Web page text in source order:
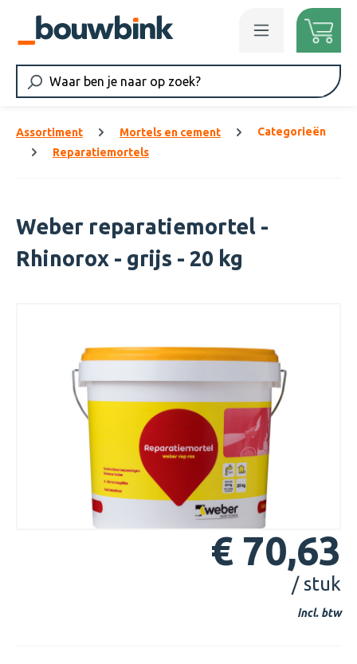
Ga naar de hoofdinhoud
Assortiment Mortels en cement
Categorieën
Reparatiemortels
Weber reparatiemortel -
Rhinorox - grijs - 20 kg
€ 70,63
/ stuk
incl. btw